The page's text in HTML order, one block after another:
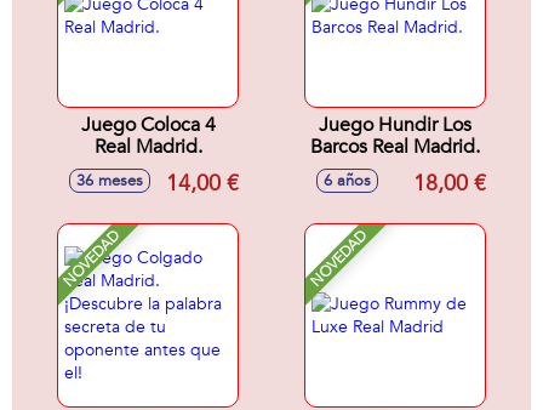
Juego Coloca 4
Real Madrid.
36 meses 14,00 €
Juego Hundir Los
Barcos Real Madrid.
6 años 18,00 €
NOVEDAD NOVEDAD